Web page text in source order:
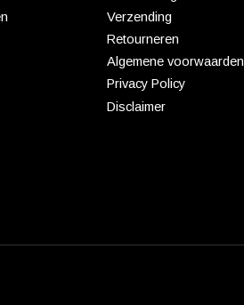
Verzending
Retourneren
Algemene voorwaarden
Privacy Policy
Disclaimer